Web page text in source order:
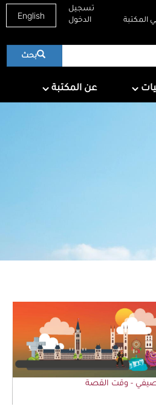
English المكتبة
تسجيل
الدخول
بحث
About QNL
عن المكتبة